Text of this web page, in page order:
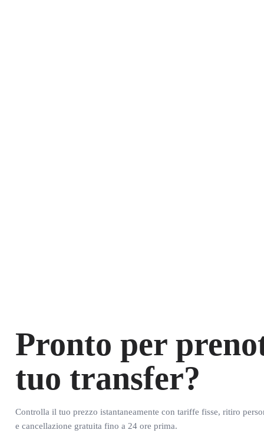
Pronto per
tuo transfer?
Controlla il tuo prezzo istantaneamente con tariffe fisse, ritiro
e cancellazione gratuita fino a 24 ore prima.